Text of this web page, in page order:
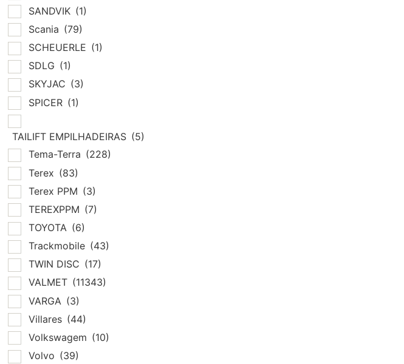
SANDVIK (1)
Scania (79)
SCHEUERLE (1)
SDLG (1)
SKYJAC (3)
SPICER (1)
TAILIFT EMPILHADEIRAS (5)
Tema-Terra (228)
Terex (83)
Terex PPM (3)
TEREXPPM (7)
TOYOTA (6)
Trackmobile (43)
TWIN DISC (17)
VALMET (11343)
VARGA (3)
Villares (44)
Volkswagem (10)
Volvo (39)